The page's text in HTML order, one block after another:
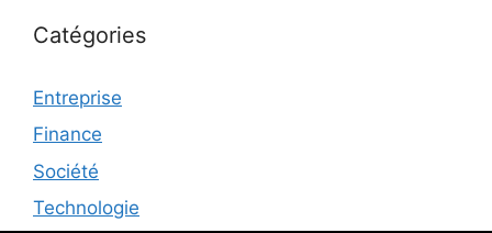
Catégories
Entreprise
Finance
Société
Technologie